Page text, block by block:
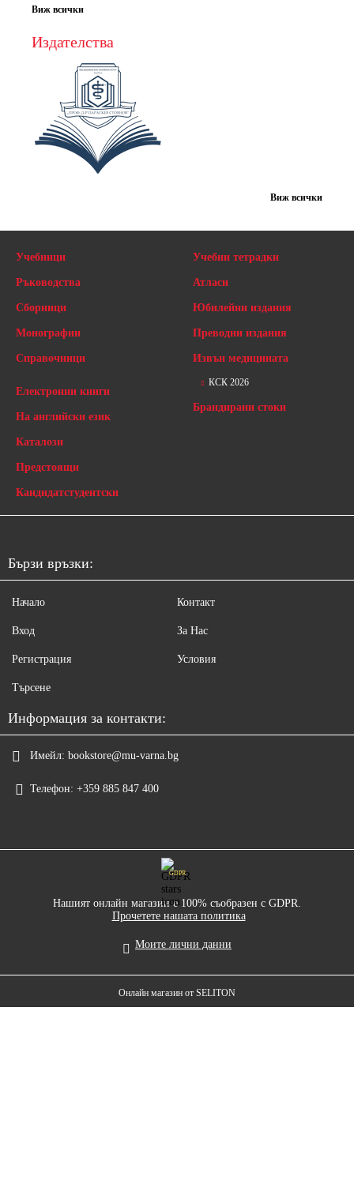
Виж всички
Издателства
Виж всички
Учебници
Ръководства
Сборници
Монографии
Справочници
Учебни тетрадки
Атласи
Юбилейни издания
Преводни издания
Извън медицината
Електронни книги
На английски език
Каталози
Предстоящи
Кандидатстудентски
КСК 2026
Брандирани стоки
Бързи връзки:
Начало
Вход
Регистрация
Търсене
Контакт
За Нас
Условия
Информация за контакти:
Имейл: bookstore@mu-varna.bg
Телефон: +359 885 847 400
GDPR
Нашият онлайн магазин е 100% съобразен с GDPR.
Прочетете нашата политика
Моите лични данни
Онлайн магазин от SELITON